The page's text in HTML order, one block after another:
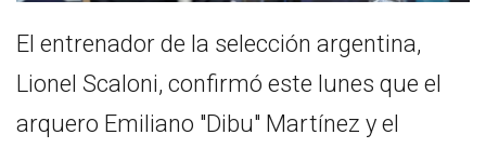
El entrenador de la selección argentina,
Lionel Scaloni, confirmó este lunes que el
arquero Emiliano "Dibu" Martínez y el